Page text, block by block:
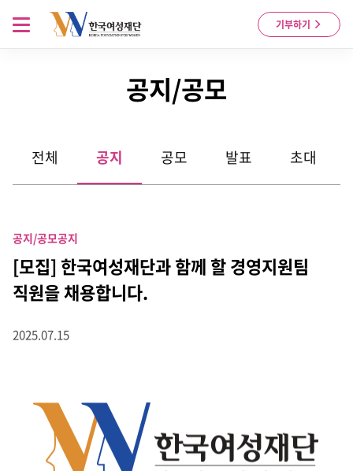
Skip to content
기부하기
메뉴 열기
공지/공모
전체 공지 공모 발표 초대
공지/공모공지
[모집] 한국여성재단과 함께 할 경영지원팀
직원을 채용합니다.
2025.07.15